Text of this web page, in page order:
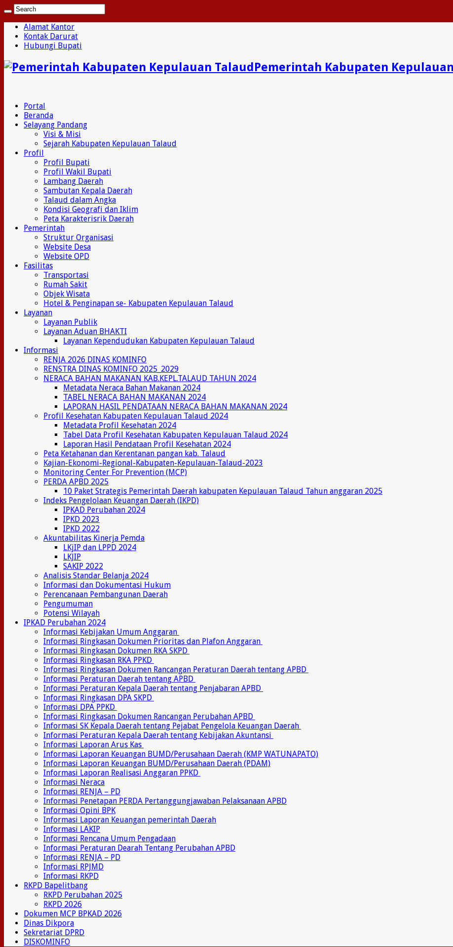
Alamat Kantor
Kontak Darurat
Hubungi Bupati
Pemerintah Kabupaten
Portal
Beranda
Selayang Pandang
Visi & Misi
Sejarah Kabupaten Kepulauan Talaud
Profil
Profil Bupati
Profil Wakil Bupati
Lambang Daerah
Sambutan Kepala Daerah
Talaud dalam Angka
Kondisi Geografi dan Iklim
Peta Karakterisrik Daerah
Pemerintah
Struktur Organisasi
Website Desa
Website OPD
Fasilitas
Transportasi
Rumah Sakit
Objek Wisata
Hotel & Penginapan se- Kabupaten Kepulauan Talaud
Layanan
Layanan Publik
Layanan Aduan BHAKTI
Layanan Kependudukan Kabupaten Kepulauan Talaud
Informasi
RENJA 2026 DINAS KOMINFO
RENSTRA DINAS KOMINFO 2025_2029
NERACA BAHAN MAKANAN KAB.KEPL.TALAUD TAHUN 2024
Metadata Neraca Bahan Makanan 2024
TABEL NERACA BAHAN MAKANAN 2024
LAPORAN HASIL PENDATAAN NERACA BAHAN MAKANAN 2024
Profil Kesehatan Kabupaten Kepulauan Talaud 2024
Metadata Profil Kesehatan 2024
Tabel Data Profil Kesehatan Kabupaten Kepulauan Talaud 2024
Laporan Hasil Pendataan Profil Kesehatan 2024
Peta Ketahanan dan Kerentanan pangan kab. Talaud
Kajian-Ekonomi-Regional-Kabupaten-Kepulauan-Talaud-2023
Monitoring Center For Prevention (MCP)
PERDA APBD 2025
10 Paket Strategis Pemerintah Daerah kabupaten Kepulauan Talaud Tahun anggaran 2025
Indeks Pengelolaan Keuangan Daerah (IKPD)
IPKAD Perubahan 2024
IPKD 2023
IPKD 2022
Akuntabilitas Kinerja Pemda
LKjIP dan LPPD 2024
LKJIP
SAKIP 2022
Analisis Standar Belanja 2024
Informasi dan Dokumentasi Hukum
Perencanaan Pembangunan Daerah
Pengumuman
Potensi Wilayah
IPKAD Perubahan 2024
Informasi Kebijakan Umum Anggaran
Informasi Ringkasan Dokumen Prioritas dan Plafon Anggaran
Informasi Ringkasan Dokumen RKA SKPD
Informasi Ringkasan RKA PPKD
Informasi Ringkasan Dokumen Rancangan Peraturan Daerah tentang APBD
Informasi Peraturan Daerah tentang APBD
Informasi Peraturan Kepala Daerah tentang Penjabaran APBD
Informasi Ringkasan DPA SKPD
Informasi DPA PPKD
Informasi Ringkasan Dokumen Rancangan Perubahan APBD
Informasi SK Kepala Daerah tentang Pejabat Pengelola Keuangan Daerah
Informasi Peraturan Kepala Daerah tentang Kebijakan Akuntansi
Informasi Laporan Arus Kas
Informasi Laporan Keuangan BUMD/Perusahaan Daerah (KMP WATUNAPATO)
Informasi Laporan Keuangan BUMD/Perusahaan Daerah (PDAM)
Informasi Laporan Realisasi Anggaran PPKD
Informasi Neraca
Informasi RENJA – PD
Informasi Penetapan PERDA Pertanggungjawaban Pelaksanaan APBD
Informasi Opini BPK
Informasi Laporan Keuangan pemerintah Daerah
Informasi LAKIP
Informasi Rencana Umum Pengadaan
Informasi Peraturan Dearah Tentang Perubahan APBD
Informasi RENJA – PD
Informasi RPJMD
Informasi RKPD
RKPD Bapelitbang
RKPD Perubahan 2025
RKPD 2026
Dokumen MCP BPKAD 2026
Dinas Dikpora
Sekretariat DPRD
DISKOMINFO